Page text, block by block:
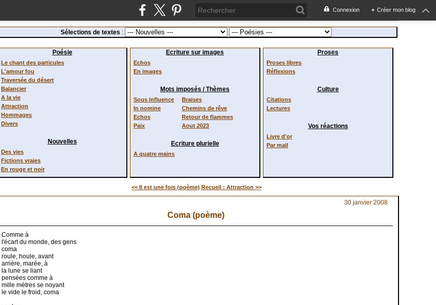
Connexion + Créer mon blog
Sélections de textes :
Poésie
Le chant des particules
L'amour fou
Traversée du désert
Balancier
A la vie
Attraction
Hommages
Divers
Nouvelles
Des vies
Fictions vraies
En rouge et noir
Ecriture sur images
Echos
En images
Mots imposés / Thèmes
Sous influence
In nomine
Echos
Paix
Braises
Chemins de rêve
Retour de flammes
Aout 2023
Ecriture plurielle
A quatre mains
Proses
Proses libres
Réflexions
Culture
Citations
Lectures
Vos réactions
Livre d'or
Par mail
<< Il est une fois (poème) Recueil : Attraction >>
30 janvier 2008
Coma (poème)
Comme à
l'écart du monde, des gens
coma
roule, houle, avant
arrière, marée, à
la lune se liant
pensées comme à
mille mètres se noyant
le vide le froid, coma